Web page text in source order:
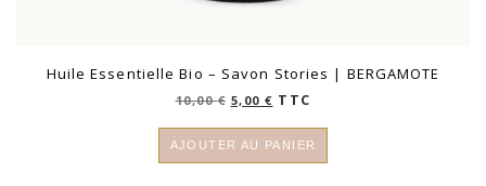
Huile Essentielle Bio – Savon Stories | BERGAMOTE
10,00€ Le
initial
était :
10,00 €.
5,00 €Le
actuel
est :
5,00 €.
TTC
AJOUTER AU PANIER